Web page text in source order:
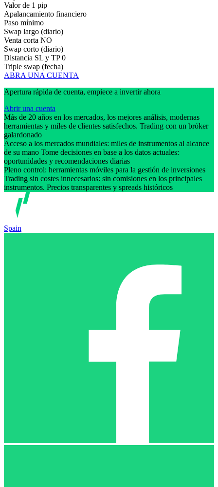
Valor de 1 pip
Apalancamiento financiero
Paso mínimo
Swap largo (diario)
Venta corta NO
Swap corto (diario)
Distancia SL y TP 0
Triple swap (fecha)
ABRA UNA CUENTA
Apertura rápida de cuenta, empiece a invertir ahora
Abrir una cuenta
Más de 20 años en los mercados, los mejores análisis, modernas
herramientas y miles de clientes satisfechos. Trading con un bróker
galardonado
Acceso a los mercados mundiales: miles de instrumentos al alcance
de su mano Tome decisiones en base a los datos actuales:
oportunidades y recomendaciones diarias
Pleno control: herramientas móviles para la gestión de inversiones
Trading sin costes innecesarios: sin comisiones en los principales
instrumentos. Precios transparentes y spreads históricos
Spain